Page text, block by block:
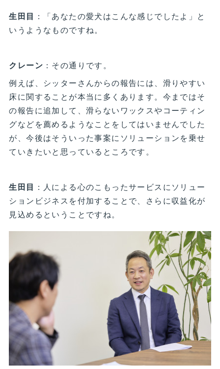
生田目 ：「あなたの愛犬はこんな感じでしたよ」と
いうようなものですね。
クレーン ：その通りです。
例えば、シッターさんからの報告には、滑りやすい
床に関することが本当に多くあります。今まではそ
の報告に追加して、滑らないワックスやコーティン
グなどを薦めるようなことをしてはいませんでした
が、今後はそういった事案にソリューションを乗せ
ていきたいと思っているところです。
生田目 ：人による心のこもったサービスにソリュー
ションビジネスを付加することで、さらに収益化が
見込めるということですね。